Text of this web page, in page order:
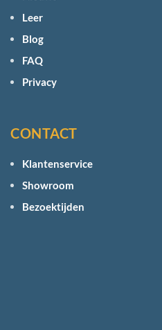
Leer
Blog
FAQ
Privacy
CONTACT
Klantenservice
Showroom
Bezoektijden